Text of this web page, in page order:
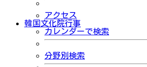
アクセス
韓国文化院行事
カレンダーで検索
分野別検索